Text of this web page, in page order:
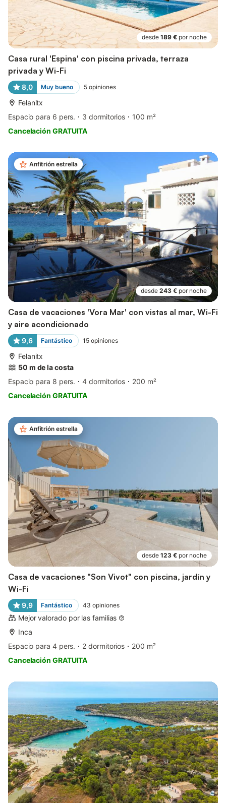
desde 189 € por noche
Casa rural 'Espina' con piscina privada, terraza
privada y Wi-Fi
8,0 Muy bueno 5 opiniones
Felanitx
Espacio para 6 pers.
3 dormitorios
100 m²
Cancelación GRATUITA
Anfitrión estrella
desde 243 € por noche
Casa de vacaciones 'Vora Mar' con vistas al mar, Wi-Fi
y aire acondicionado
9,6 Fantástico 15 opiniones
Felanitx
50 m de la costa
Espacio para 8 pers.
4 dormitorios
200 m²
Cancelación GRATUITA
Anfitrión estrella
desde 123 € por noche
Casa de vacaciones "Son Vivot" con piscina, jardín y
Wi-Fi
9,9 Fantástico 43 opiniones
Mejor valorado por las familias
Inca
Espacio para 4 pers.
2 dormitorios
200 m²
Cancelación GRATUITA